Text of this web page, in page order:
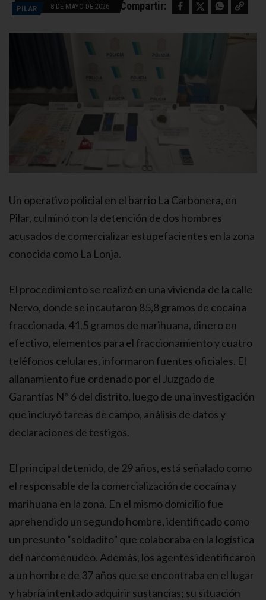
PILAR 8 DE MAYO DE 2026 Compartir: Facebook Twitter WhatsApp Copy link
Un operativo policial en el barrio La Carbonera, en
Pilar, culminó con la detención de dos hombres
acusados de comercializar estupefacientes en la zona
conocida como La Lonja.
El procedimiento se realizó en una vivienda de la calle
Nervo, donde se incautaron 85,8 gramos de cocaína
fraccionada, 41,5 gramos de marihuana, dinero en
efectivo, elementos para el fraccionamiento y cuatro
teléfonos celulares, informaron fuentes oficiales. El
allanamiento fue ordenado por el Juzgado de
Garantías N° 6 del distrito, luego de una investigación
que incluyó tareas de campo, análisis de datos y
declaraciones de testigos.
El principal detenido, de 29 años, está señalado como
el responsable de la comercialización de cocaína y
marihuana en la zona. En el mismo domicilio fue
aprehendido un segundo hombre, identificado como
un presunto “soldadito” que colaboraba en la logística
del narcomenudeo. Además, los agentes identificaron
a un hombre de 37 años que se encontraba en el lugar
y habría intentado adquirir sustancias; su situación